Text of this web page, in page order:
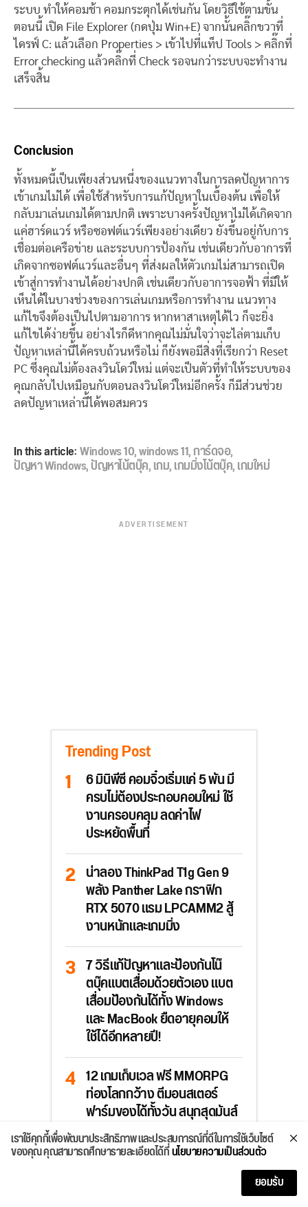
ระบบ ทำให้คอมช้า คอมกระตุกได้เช่นกัน โดยวิธีใช้ตามขั้น
ตอนนี้ เปิด File Explorer (กดปุ่ม Win+E) จากนั้นคลิ๊กขวาที่
ไดรฟ์ C: แล้วเลือก Properties > เข้าไปที่แท็ป Tools > คลิ๊กที่
Error checking แล้วคลิ๊กที่ Check รอจนกว่าระบบจะทำงาน
เสร็จสิ้น
Conclusion
ทั้งหมดนี้เป็นเพียงส่วนหนึ่งของแนวทางในการลดปัญหาการ
เข้าเกมไม่ได้ เพื่อใช้สำหรับการแก้ปัญหาในเบื้องต้น เพื่อให้
กลับมาเล่นเกมได้ตามปกติ เพราะบางครั้งปัญหาไม่ได้เกิดจาก
แค่ฮาร์ดแวร์ หรือซอฟต์แวร์เพียงอย่างเดียว ยังขึ้นอยู่กับการ
เชื่อมต่อเครือข่าย และระบบการป้องกัน เช่นเดียวกับอาการที่
เกิดจากซอฟต์แวร์และอื่นๆ ที่ส่งผลให้ตัวเกมไม่สามารถเปิด
เข้าสู่การทำงานได้อย่างปกติ เช่นเดียวกับอาการจอฟ้า ที่มีให้
เห็นได้ในบางช่วงของการเล่นเกมหรือการทำงาน แนวทาง
แก้ไขจึงต้องเป็นไปตามอาการ หากหาสาเหตุได้ไว ก็จะยิ่ง
แก้ไขได้ง่ายขึ้น อย่างไรก็ดีหากคุณไม่มั่นใจว่าจะไล่ตามเก็บ
ปัญหาเหล่านี้ได้ครบถ้วนหรือไม่ ก็ยังพอมีสิ่งที่เรียกว่า Reset
PC ซึ่งคุณไม่ต้องลงวินโดว์ใหม่ แต่จะเป็นตัวที่ทำให้ระบบของ
คุณกลับไปเหมือนกับตอนลงวินโดว์ใหม่อีกครั้ง ก็มีส่วนช่วย
ลดปัญหาเหล่านี้ได้พอสมควร
In this article:Windows 10,windows 11,การ์ดจอ,
ปัญหา Windows,ปัญหาโน้ตบุ๊ค,เกม,เกมมิ่งโน้ตบุ๊ค,เกมใหม่
ADVERTISEMENT
Trending Post
6 มินิพีซี คอมจิ๋วเริ่มแค่ 5 พัน มี
ครบไม่ต้องประกอบคอมใหม่ ใช้
งานครอบคลุม ลดค่าไฟ
ประหยัดพื้นที่
น่าลอง ThinkPad T1g Gen 9
พลัง Panther Lake กราฟิก
RTX 5070 แรม LPCAMM2 สู้
งานหนักและเกมมิ่ง
7 วิธีแก้ปัญหาและป้องกันโน๊
ตบุ๊คแบตเสื่อมด้วยตัวเอง แบต
เสื่อมป้องกันได้ทั้ง Windows
และ MacBook ยืดอายุคอมให้
ใช้ได้อีกหลายปี!
12 เกมเก็บเวล ฟรี MMORPG
ท่องโลกกว้าง ตีมอนสเตอร์
ฟาร์มของได้ทั้งวัน สนุกสุดมันส์
บนมือถือ อัปเดตปี 2026
เราใช้คุกกี้เพื่อพัฒนาประสิทธิภาพ และประสบการณ์ที่ดีในการใช้เว็บไซต์
ของคุณ คุณสามารถศึกษารายละเอียดได้ที่นโยบายความเป็นส่วนตัว
ยอมรับ